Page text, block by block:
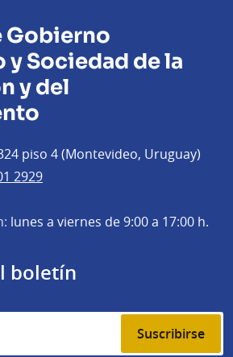
Gobierno
Sociedad de la
y del
piso 4 (Montevideo, Uruguay)
2929
lunes a viernes de 9:00 a 17:00 h.
boletín
Suscribirse